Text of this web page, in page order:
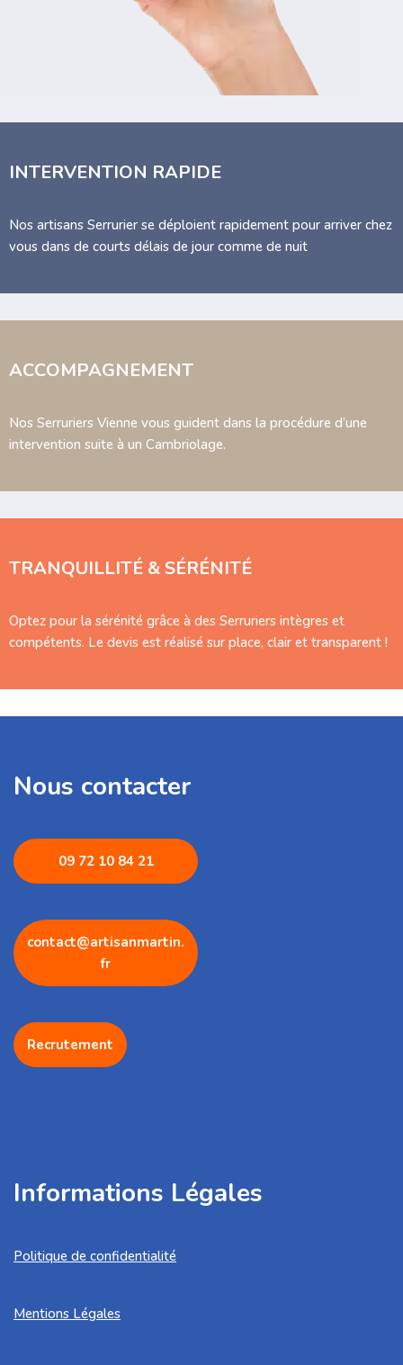
INTERVENTION RAPIDE
Nos artisans Serrurier se déploient rapidement pour arriver chez
vous dans de courts délais de jour comme de nuit
ACCOMPAGNEMENT
Nos Serruriers Vienne vous guident dans la procédure d’une
intervention suite à un Cambriolage.
TRANQUILLITÉ & SÉRÉNITÉ
Optez pour la sérénité grâce à des Serruriers intègres et
compétents. Le devis est réalisé sur place, clair et transparent !
Nous contacter
09 72 10 84 21
contact@artisanmartin.
fr
Recrutement
Informations Légales
Politique de confidentialité
Mentions Légales